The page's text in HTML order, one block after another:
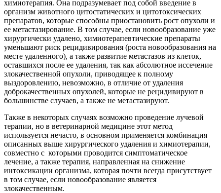
химиотерапия. Она подразумевает под собой введение в
организм животного цитостатических и цитотоксических
препаратов, которые способны приостановить рост опухоли и
ее метастазирование. В том случае, если новообразование уже
хирургически удалено, химиотерапевтические препараты
уменьшают риск рецидивирования (роста новообразования на
месте удаленного), а также развитие метастазов из клеток,
оставшихся после ее удаления, так как абсолютное иссечение
злокачественной опухоли, приводящее к полному
выздоровлению, невозможно, в отличие от удаления
доброкачественных опухолей, которые не рецидивируют в
большинстве случаев, а также не метастазируют.
Также в некоторых случаях возможно проведение лучевой
терапии, но в ветеринарной медицине этот метод
используется нечасто, в основном применяется комбинация
описанных выше хирургического удаления и химиотерапии,
совместно с которыми проводится симптоматическое
лечение, а также терапия, направленная на снижение
интоксикации организма, которая почти всегда присутствует
в том случае, если новообразование является
злокачественным.